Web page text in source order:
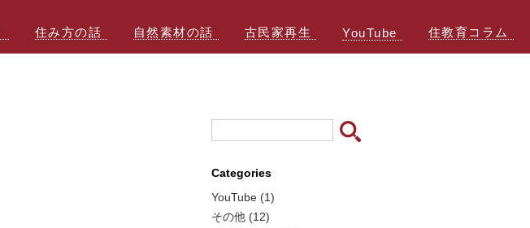
住み方の話 自然素材の話 古民家再生 YouTube 住教育コラム
Categories
YouTube (1)
その他 (12)